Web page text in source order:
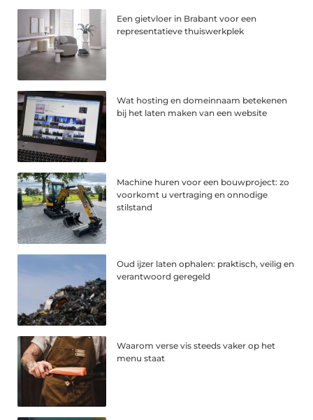
Een gietvloer in Brabant voor een
representatieve thuiswerkplek
Wat hosting en domeinnaam betekenen
bij het laten maken van een website
Machine huren voor een bouwproject: zo
voorkomt u vertraging en onnodige
stilstand
Oud ijzer laten ophalen: praktisch, veilig en
verantwoord geregeld
Waarom verse vis steeds vaker op het
menu staat